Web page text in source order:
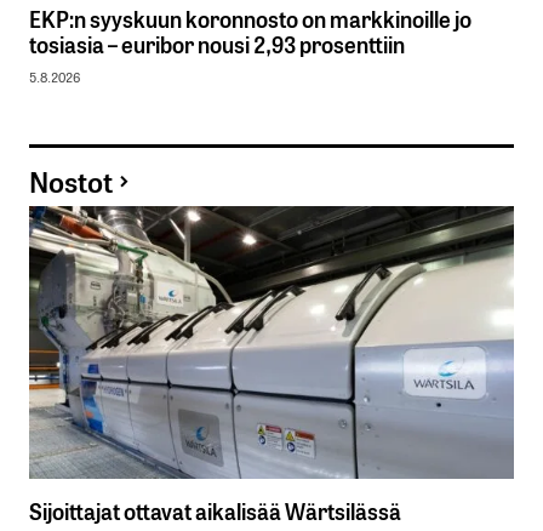
EKP:n syyskuun koronnosto on markkinoille jo
tosiasia – euribor nousi 2,93 prosenttiin
5.8.2026
Nostot
Sijoittajat ottavat aikalisää Wärtsilässä